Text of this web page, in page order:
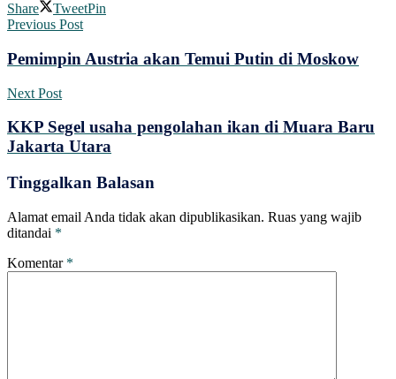
Share
TweetPin
Previous Post
Pemimpin Austria akan Temui Putin di Moskow
Next Post
KKP Segel usaha pengolahan ikan di Muara Baru
Jakarta Utara
Tinggalkan Balasan
Alamat email Anda tidak akan dipublikasikan. Ruas yang wajib
ditandai *
Komentar *